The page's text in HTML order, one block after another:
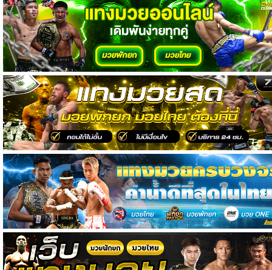
วิเคราะห์
บอล
วิเคราะห์
NFL
วิเคราะห์
NBA
ทีเด็ด
บอล
แกล
ล
อรี่
สาว
งาม